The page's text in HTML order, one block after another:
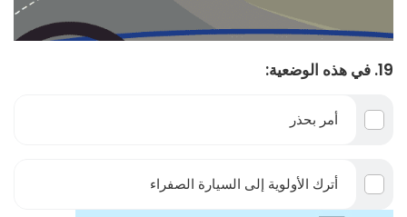
19. في هذه الوضعية:
أمر بحذر
أترك الأولوية إلى السيارة الصفراء